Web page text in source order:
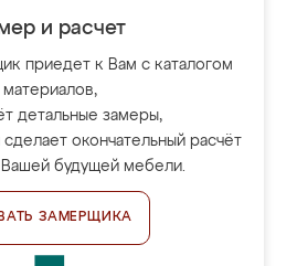
и расчет
приедет к Вам с каталогом
материалов,
детальные замеры,
окончательный расчёт
будущей мебели.
ЗАМЕРЩИКА